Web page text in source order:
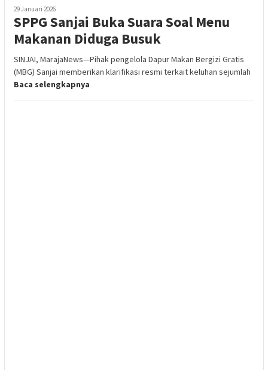
29 Januari 2026
SPPG Sanjai Buka Suara Soal Menu
Makanan Diduga Busuk
SINJAI, MarajaNews—Pihak pengelola Dapur Makan Bergizi Gratis
(MBG) Sanjai memberikan klarifikasi resmi terkait keluhan sejumlah
Baca selengkapnya